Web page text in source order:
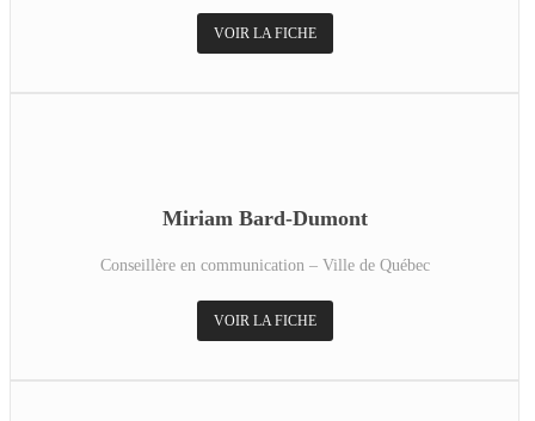
VOIR LA FICHE
Miriam Bard-Dumont
Conseillère en communication – Ville de Québec
VOIR LA FICHE